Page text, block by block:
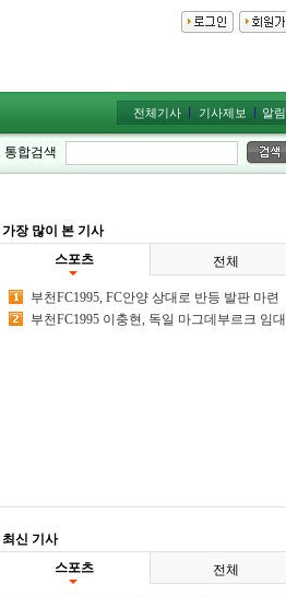
전체기사 기사제보 알림
통합검색
가장 많이 본 기사
스포츠
전체
부천FC1995, FC안양 상대로 반등 발판 마련
한다
부천FC1995 이충현, 독일 마그데부르크 임대
최신 기사
스포츠
전체